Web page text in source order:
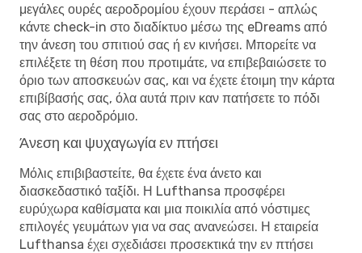
μεγάλες ουρές αεροδρομίου έχουν περάσει - απλώς
κάντε check-in στο διαδίκτυο μέσω της eDreams από
την άνεση του σπιτιού σας ή εν κινήσει. Μπορείτε να
επιλέξετε τη θέση που προτιμάτε, να επιβεβαιώσετε το
όριο των αποσκευών σας, και να έχετε έτοιμη την κάρτα
επιβίβασής σας, όλα αυτά πριν καν πατήσετε το πόδι
σας στο αεροδρόμιο.
Άνεση και ψυχαγωγία εν πτήσει
Μόλις επιβιβαστείτε, θα έχετε ένα άνετο και
διασκεδαστικό ταξίδι. Η Lufthansa προσφέρει
ευρύχωρα καθίσματα και μια ποικιλία από νόστιμες
επιλογές γευμάτων για να σας ανανεώσει. Η εταιρεία
Lufthansa έχει σχεδιάσει προσεκτικά την εν πτήσει